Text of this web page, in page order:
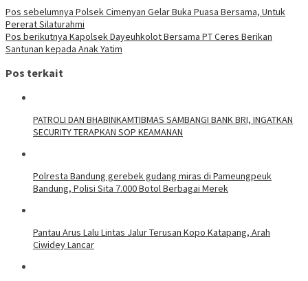
Pos sebelumnya Polsek Cimenyan Gelar Buka Puasa Bersama, Untuk
Pererat Silaturahmi
Pos berikutnya Kapolsek Dayeuhkolot Bersama PT Ceres Berikan
Santunan kepada Anak Yatim
Pos terkait
‎PATROLI DAN BHABINKAMTIBMAS SAMBANGI BANK BRI, INGATKAN
SECURITY TERAPKAN SOP KEAMANAN
Polresta Bandung gerebek gudang miras di Pameungpeuk
Bandung, Polisi Sita 7.000 Botol Berbagai Merek
Pantau Arus Lalu Lintas Jalur Terusan Kopo Katapang, Arah
Ciwidey Lancar